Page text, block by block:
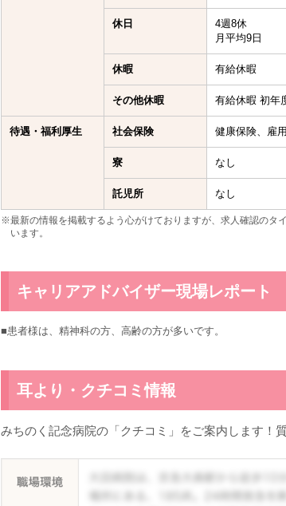
休日
4週8休
月平均9日
休暇 有給休暇
その他休暇 有給休暇 初年
待遇・福利厚生 社会保険 健康保険、雇
寮 なし
託児所 なし
※最新の情報を掲載するよう心がけておりますが、求人確認のタ
います。
キャリアアドバイザー現場レポート
■患者様は、精神科の方、高齢の方が多いです。
耳より・クチコミ情報
みちのく記念病院の「クチコミ」をご案内します！